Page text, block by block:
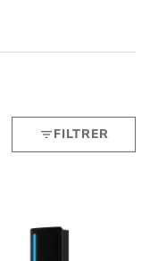
filter_listFILTRER